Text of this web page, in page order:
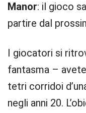
Manor: il gioco
partire dal
I giocatori si
fantasma –
tetri corridoi
negli anni 20.